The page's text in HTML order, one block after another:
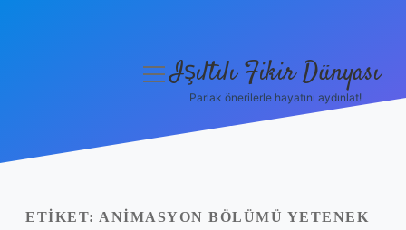
Yasal Uyarı
menüyüIşıltılı Fikir Dünyası
Parlak önerilerle hayatını aydınlat!
ETIKET: ANIMASYON BÖLÜMÜ YETENEK